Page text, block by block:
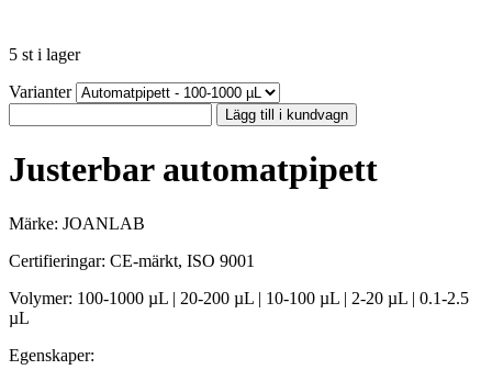
5 st i lager
Varianter
Lägg till i kundvagn
Justerbar automatpipett
Märke: JOANLAB
Certifieringar: CE-märkt, ISO 9001
Volymer: 100-1000 µL | 20-200 µL | 10-100 µL | 2-20 µL | 0.1-2.5
µL
Egenskaper: